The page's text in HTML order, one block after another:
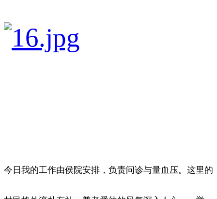
今日我的工作由侯院安排，负责问诊与量血压。这里的